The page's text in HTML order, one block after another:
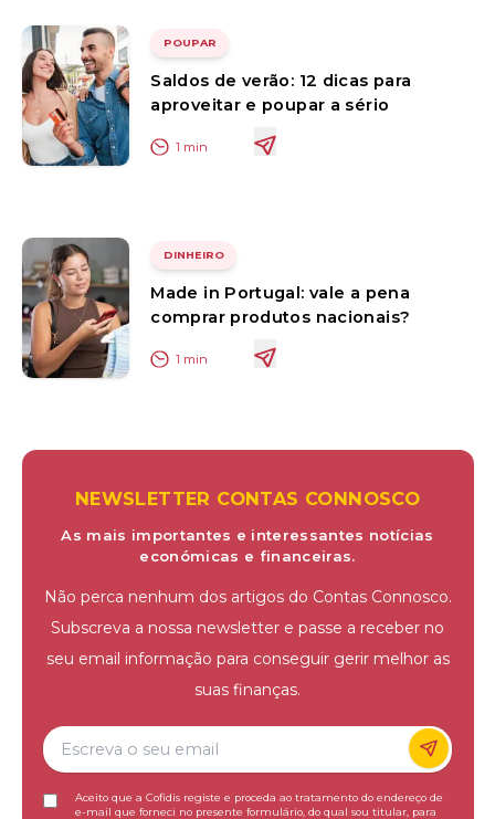
POUPAR
Saldos de verão: 12 dicas para
aproveitar e poupar a sério
1 min
DINHEIRO
Made in Portugal: vale a pena
comprar produtos nacionais?
1 min
NEWSLETTER CONTAS CONNOSCO
As mais importantes e interessantes notícias
económicas e financeiras.
Não perca nenhum dos artigos do Contas Connosco.
Subscreva a nossa newsletter e passe a receber no
seu email informação para conseguir gerir melhor as
suas finanças.
Aceito que a Cofidis registe e proceda ao tratamento do endereço de
e-mail que forneci no presente formulário, do qual sou titular, para